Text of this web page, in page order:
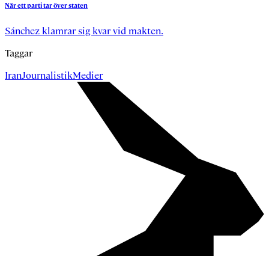
Närettpartitaröverstaten
Sánchez klamrar sig kvar vid makten.
Taggar
IranJournalistikMedier